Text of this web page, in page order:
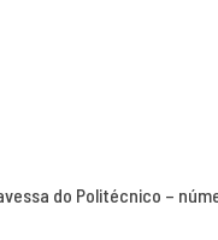
do Politécnico –